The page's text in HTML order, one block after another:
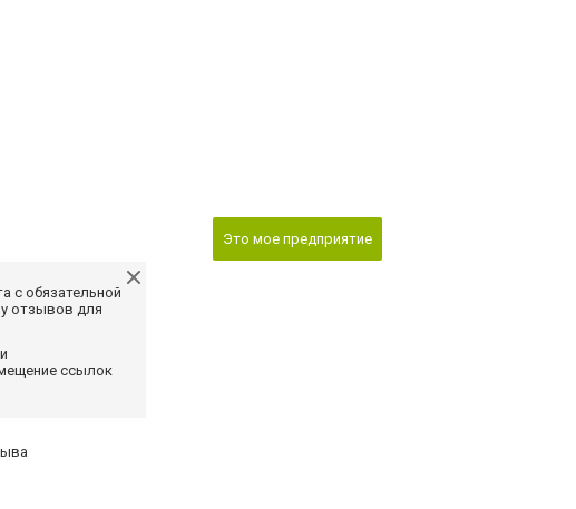
с обязательной
отзывов для
ссылок
Это мое предприятие